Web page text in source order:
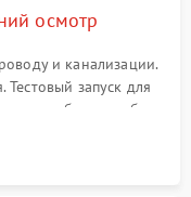
осмотр
и канализации.
запуск для
или сбоев в работе